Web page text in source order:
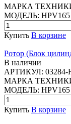
МАРКА
МОДЕЛЬ: HPV165
Купить В корзине
Ротор (Блок
В наличии
АРТИКУЛ: 03284-
МАРКА
МОДЕЛЬ: HPV165
Купить В корзине